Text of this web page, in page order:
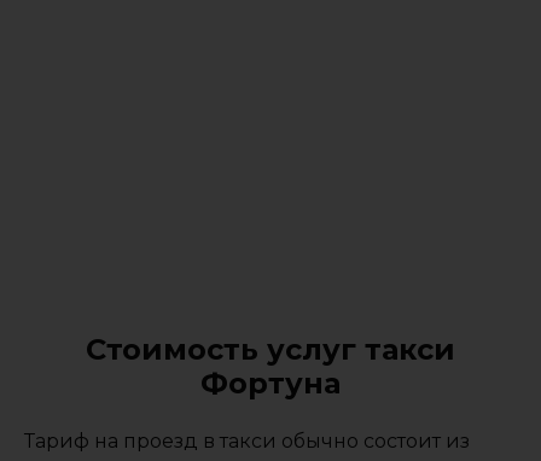
Стоимость услуг такси
Фортуна
Тариф на проезд в такси обычно состоит из